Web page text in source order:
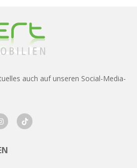
auch auf unseren Social-Media-